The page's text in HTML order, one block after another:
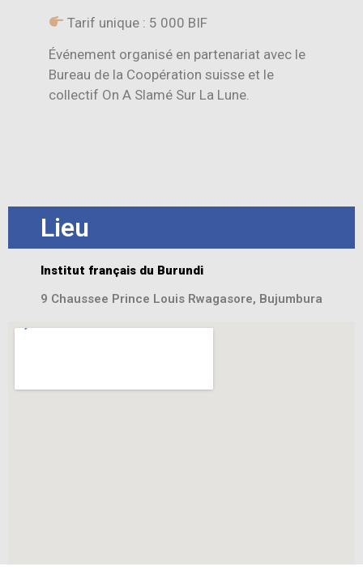
Tarif unique : 5 000 BIF
Événement organisé en partenariat avec le
Bureau de la Coopération suisse et le
collectif On A Slamé Sur La Lune.
Lieu
Institut français du Burundi
9 Chaussee Prince Louis Rwagasore, Bujumbura